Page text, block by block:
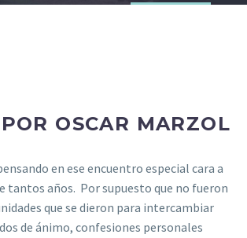
POR OSCAR MARZOL
en ese encuentro especial cara a
tantos años. Por supuesto que no fueron
que se dieron para intercambiar
de ánimo, confesiones personales